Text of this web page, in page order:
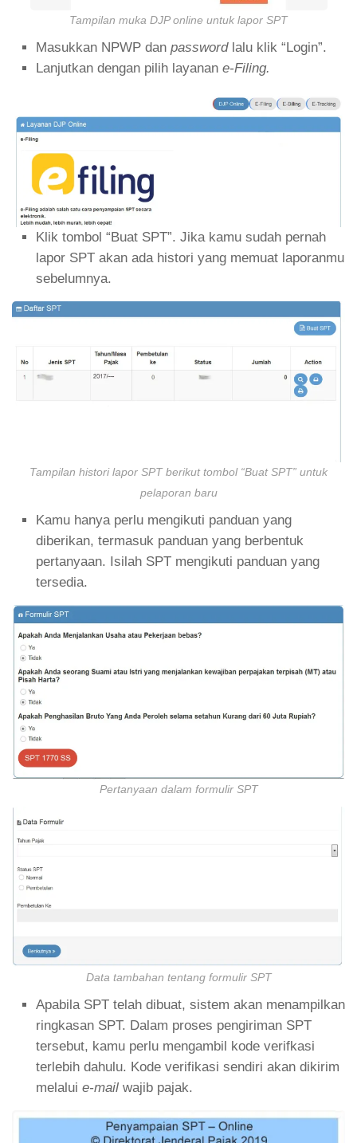
Tampilan muka DJP online untuk lapor SPT
Masukkan NPWP dan passwordlalu klik “Login”.
Lanjutkan dengan pilih layanan e-Filing.
Klik tombol “Buat SPT”. Jika kamu sudah pernah
lapor SPT akan ada histori yang memuat laporanmu
sebelumnya.
Tampilan histori lapor SPT berikut tombol “Buat SPT” untuk
pelaporan baru
Kamu hanya perlu mengikuti panduan yang
diberikan, termasuk panduan yang berbentuk
pertanyaan. Isilah SPT mengikuti panduan yang
tersedia.
Pertanyaan dalam formulir SPT
Data tambahan tentang formulir SPT
Apabila SPT telah dibuat, sistem akan menampilkan
ringkasan SPT. Dalam proses pengiriman SPT
tersebut, kamu perlu mengambil kode verifkasi
terlebih dahulu. Kode verifikasi sendiri akan dikirim
melalui e-mail wajib pajak.